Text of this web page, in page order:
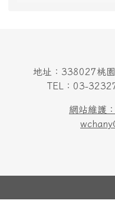
地址：338027桃
TEL：03-
網站維護